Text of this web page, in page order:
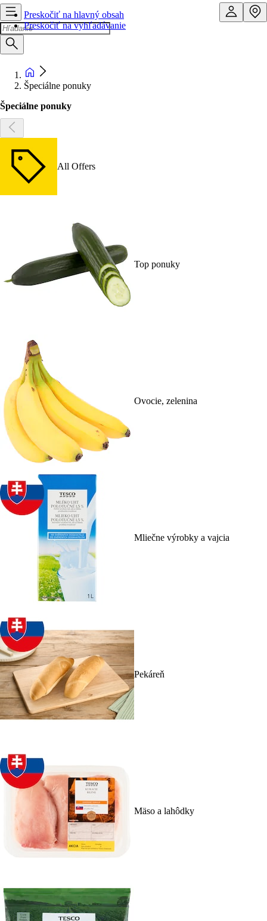
Preskočiť na hlavný obsah
Preskočiť na vyhľadávanie
Špeciálne ponuky
Špeciálne ponuky
All Offers
Top ponuky
Ovocie, zelenina
Mliečne výrobky a vajcia
Pekáreň
Mäso a lahôdky